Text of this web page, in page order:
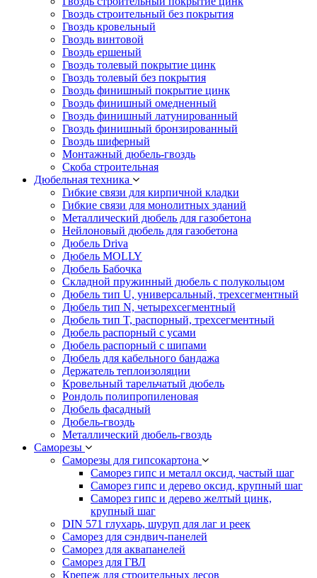
Гвоздь строительный без покрытия
Гвоздь кровельный
Гвоздь винтовой
Гвоздь ершеный
Гвоздь толевый покрытие цинк
Гвоздь толевый без покрытия
Гвоздь финишный покрытие цинк
Гвоздь финишный омедненный
Гвоздь финишный латунированный
Гвоздь финишный бронзированный
Гвоздь шиферный
Монтажный дюбель-гвоздь
Скоба строительная
Дюбельная техника
Гибкие связи для кирпичной кладки
Гибкие связи для монолитных зданий
Металлический дюбель для газобетона
Нейлоновый дюбель для газобетона
Дюбель Driva
Дюбель MOLLY
Дюбель Бабочка
Складной пружинный дюбель с полукольцом
Дюбель тип U, универсальный, трехсегментный
Дюбель тип N, четырехсегментный
Дюбель тип T, распорный, трехсегментный
Дюбель распорный с усами
Дюбель распорный с шипами
Дюбель для кабельного бандажа
Держатель теплоизоляции
Кровельный тарельчатый дюбель
Рондоль полипропиленовая
Дюбель фасадный
Дюбель-гвоздь
Металлический дюбель-гвоздь
Саморезы
Саморезы для гипсокартона
Саморез гипс и металл оксид, частый шаг
Саморез гипс и дерево оксид, крупный шаг
Саморез гипс и дерево желтый цинк,
крупный шаг
DIN 571 глухарь, шуруп для лаг и реек
Саморез для сэндвич-панелей
Саморез для аквапанелей
Саморез для ГВЛ
Крепеж для строительных лесов